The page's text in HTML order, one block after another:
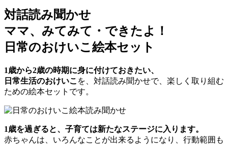
対話読み聞かせ
ママ、みてみて・できたよ！
日常のおけいこ絵本セット
1歳から2歳の時期に身に付けておきたい、
日常生活のおけいこ を、対話読み聞かせで、楽しく取り組む
ための絵本セットです。
1歳を過ぎると、子育ては新たなステージに入ります。
赤ちゃんは、いろんなことが出来るようになり、行動範囲も